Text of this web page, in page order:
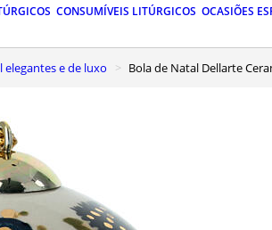
CONSUMÍVEIS LITÚRGICOS OCASIÕES
elegantes e de luxo Bola de Natal Dellarte